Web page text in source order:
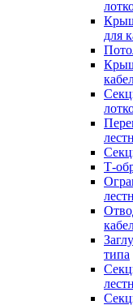
для
Т-
типа